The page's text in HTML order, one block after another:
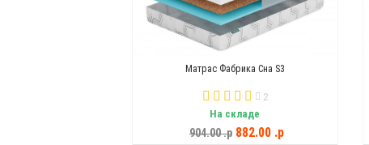
Матрас Фабрика Сна S3
2
На складе
904.00 .p 882.00 .p